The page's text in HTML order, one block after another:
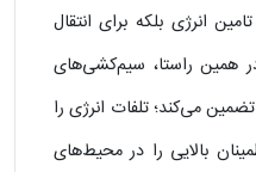
انرژی بلکه برای انتقال
همین راستا، سیم‌کشی‌های
می‌کند؛ تلفات انرژی را
بالایی را در محیط‌های